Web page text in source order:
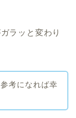
ラッと変わり
考になれば幸